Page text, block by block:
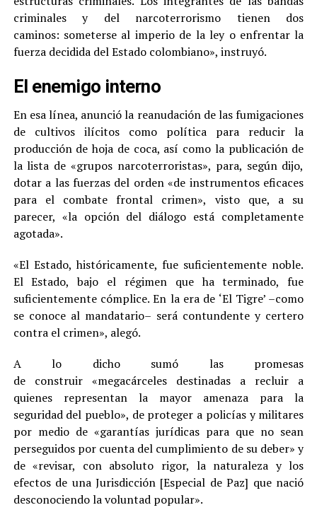
criminales y del narcoterrorismo tienen dos
caminos: someterse al imperio de la ley o enfrentar la
fuerza decidida del Estado colombiano», instruyó.
El enemigo interno
En esa línea, anunció la reanudación de las fumigaciones
de cultivos ilícitos como política para reducir la
producción de hoja de coca, así como la publicación de
la lista de «grupos narcoterroristas», para, según dijo,
dotar a las fuerzas del orden «de instrumentos eficaces
para el combate frontal crimen», visto que, a su
parecer, «la opción del diálogo está completamente
agotada».
«El Estado, históricamente, fue suficientemente noble.
El Estado, bajo el régimen que ha terminado, fue
suficientemente cómplice. En la era de ‘El Tigre’ –como
se conoce al mandatario– será contundente y certero
contra el crimen», alegó.
A lo dicho sumó las promesas
de construir «megacárceles destinadas a recluir a
quienes representan la mayor amenaza para la
seguridad del pueblo», de proteger a policías y militares
por medio de «garantías jurídicas para que no sean
perseguidos por cuenta del cumplimiento de su deber» y
de «revisar, con absoluto rigor, la naturaleza y los
efectos de una Jurisdicción [Especial de Paz] que nació
desconociendo la voluntad popular».